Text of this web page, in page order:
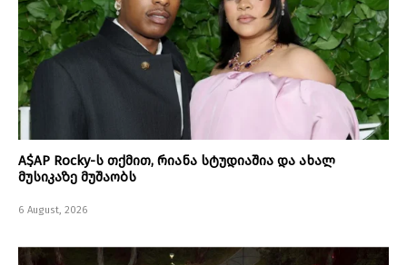
A$AP Rocky-ს თქმით, რიანა სტუდიაშია და ახალ
მუსიკაზე მუშაობს
6 August, 2026